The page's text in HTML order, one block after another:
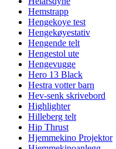
Hemstrapp
Hengekoye test
Hengekøyestativ
Hengende telt
Hengestol ute
Hengevugge
Hero 13 Black
Hestra votter barn
Hev-senk skrivebord
Highlighter
Hilleberg telt
Hip Thrust
Hjemmekino Projektor